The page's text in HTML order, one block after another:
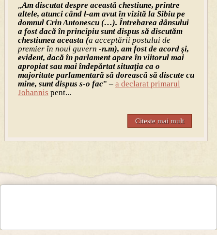
„Am discutat despre această chestiune, printre
altele, atunci când l-am avut în vizită la Sibiu pe
domnul Crin Antonescu (…). Întrebarea dânsului
a fost dacă în principiu sunt dispus să discutăm
chestiunea aceasta (a acceptării postului de
premier în noul guvern -n.m), am fost de acord şi,
evident, dacă în parlament apare în viitorul mai
apropiat sau mai îndepărtat situaţia ca o
majoritate parlamentară să dorească să discute cu
mine, sunt dispus s-o fac” – a declarat primarul
Johannis pent...
Citeste mai mult